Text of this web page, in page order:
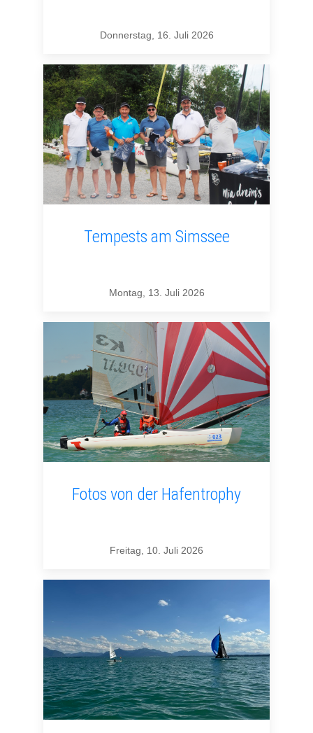
Donnerstag, 16. Juli 2026
Tempests am Simssee
Montag, 13. Juli 2026
Fotos von der Hafentrophy
Freitag, 10. Juli 2026